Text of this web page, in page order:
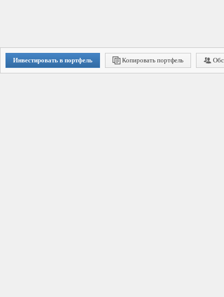
Инвестировать в портфель Копировать портфель